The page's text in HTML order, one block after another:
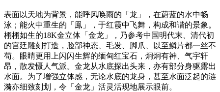
表面以天地为背景，能呼风唤雨的「龙」，在蔚蓝的水中畅
泳；能火中重生的「鳯」，于红霞中飞舞，构成和谐的景象。
栩栩如生的18K金立体「金龙」，乃参考中国明代末、清代初
的宫廷雕刻打造，脸部神态、毛发、脚爪、以至鳞片都一丝不
苟。眼睛更用上闪闪生辉的缅甸红宝石，炯炯有神、气宇轩
昂，散发慑人气派。金龙从水底探出头来，亦有部分身驱露出
水面。为了增强立体感，无论水底的龙身，甚至水面泛起的涟
漪亦细致刻划，令「金龙」活灵活现地展示眼前。